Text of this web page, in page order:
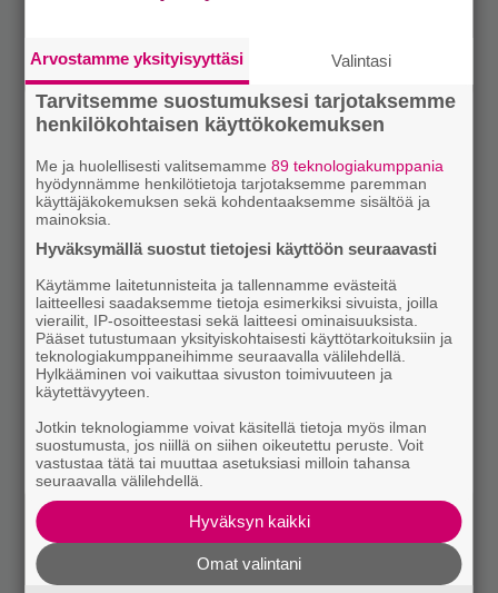
Arvostamme yksityisyyttäsi Valintasi
Tarvitsemme suostumuksesi tarjotaksemme
henkilökohtaisen käyttökokemuksen
Me ja huolellisesti valitsemamme89 teknologiakumppania
hyödynnämme henkilötietoja tarjotaksemme paremman
käyttäjäkokemuksen sekä kohdentaaksemme sisältöä ja
mainoksia.
Hyväksymällä suostut tietojesi käyttöön seuraavasti
Käytämme laitetunnisteita ja tallennamme evästeitä
laitteellesi saadaksemme tietoja esimerkiksi sivuista, joilla
vierailit, IP-osoitteestasi sekä laitteesi ominaisuuksista.
Pääset tutustumaan yksityiskohtaisesti käyttötarkoituksiin ja
teknologiakumppaneihimme seuraavalla välilehdellä.
Hylkääminen voi vaikuttaa sivuston toimivuuteen ja
käytettävyyteen.
Jotkin teknologiamme voivat käsitellä tietoja myös ilman
suostumusta, jos niillä on siihen oikeutettu peruste. Voit
vastustaa tätä tai muuttaa asetuksiasi milloin tahansa
seuraavalla välilehdellä.
Hyväksyn kaikki
Omat valintani